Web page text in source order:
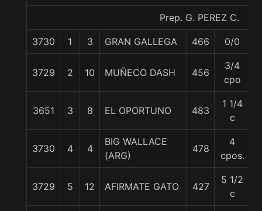
Prep. G. PEREZ C.
3730 1 3 GRAN GALLEGA 466 0/0
3729 2 10 MUÑECO DASH 456
3/4
cpo
3651 3 8 EL OPORTUNO 483
1 1/4
c
3730 4 4
BIG WALLACE
(ARG)
478
4
cpos.
3729 5 12 AFIRMATE GATO 427
5 1/2
c